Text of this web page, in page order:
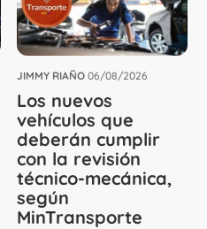
JIMMY RIAÑO 06/08/2026
Los nuevos
vehículos que
deberán cumplir
con la revisión
técnico-mecánica,
según
MinTransporte